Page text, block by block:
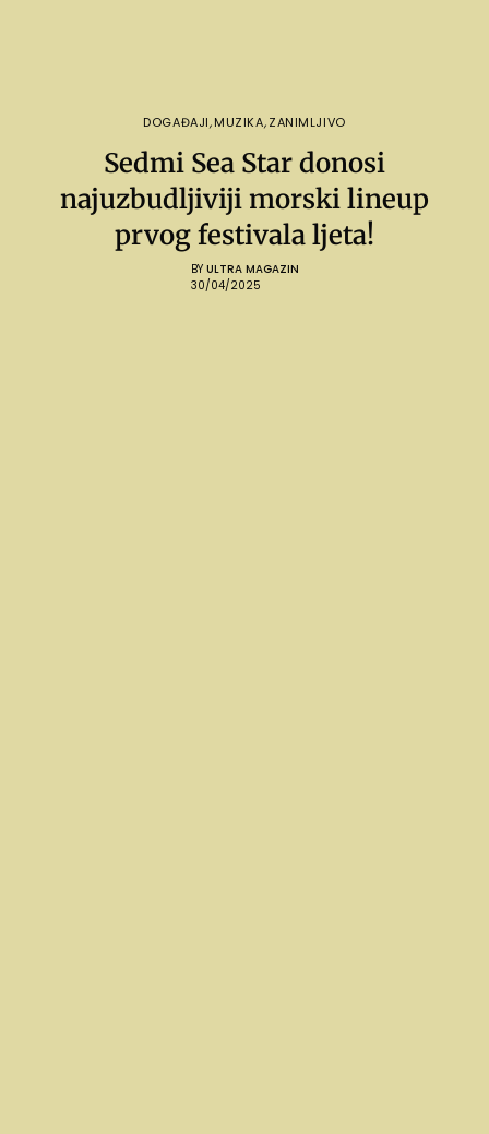
DOGAĐAJI,MUZIKA,ZANIMLJIVO
Sedmi Sea Star donosi
najuzbudljiviji morski lineup
prvog festivala ljeta!
BY ULTRA MAGAZIN
30/04/2025